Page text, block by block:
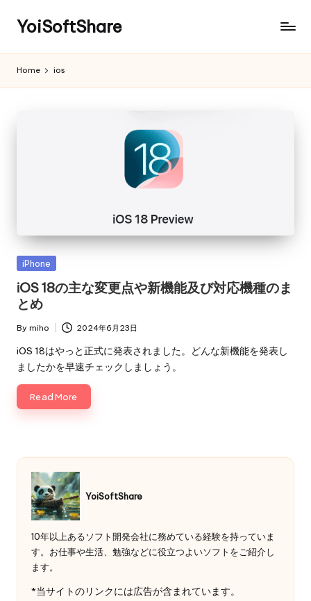
YoiSoftShare
Home ios
Posted
iPhone
iOS 18の主な変更点や新機能及び対応機種のま
とめ
Posted
by
By miho 2024年6月23日
iOS 18はやっと正式に発表されました。どんな新機能を発表し
ましたかを早速チェックしましょう。
Read More
YoiSoftShare
10年以上あるソフト開発会社に務めている経験を持っていま
す。お仕事や生活、勉強などに役立つよいソフトをご紹介し
ます。
*当サイトのリンクには広告が含まれています。